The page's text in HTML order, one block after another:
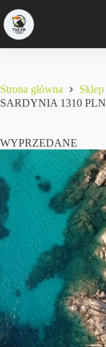
Strona główna Sklep
SARDYNIA 1310 PLN
WYPRZEDANE